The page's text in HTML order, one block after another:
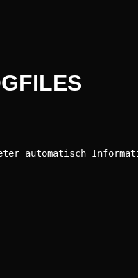
automatisch